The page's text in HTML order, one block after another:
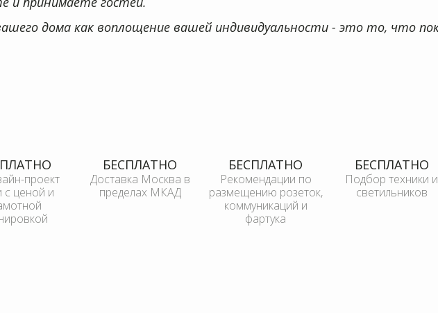
дома как воплощение вашей индивидуальности - это то, что
проект
с ценой и
Доставка Москва в
Рекомендации по
размещению розеток,
коммуникаций и
Подбор техники и